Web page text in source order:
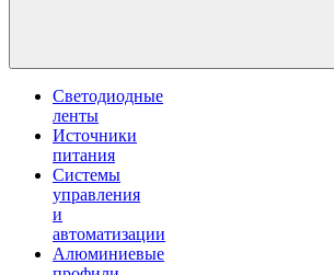
Светодиодные
ленты
Источники
питания
Системы
управления
и
автоматизации
Алюминиевые